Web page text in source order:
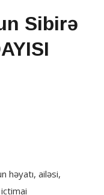
Sibirə
həyatı, ailəsi,